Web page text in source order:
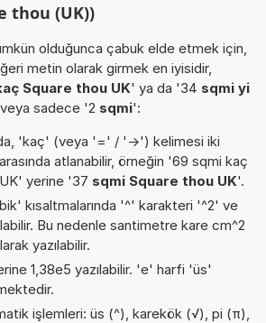
thou (UK))
olduğunca çabuk elde etmek için,
metin olarak girmek en iyisidir,
Square thou UK' ya da '34 sqmi yi
sadece '2 sqmi':
'kaç' (veya '=' / '->') kelimesi iki
atlanabilir, örneğin '69 sqmi kaç
yerine '37 sqmi Square thou UK'.
kısaltmalarında '^' karakteri '^2' ve
Bu nedenle santimetre kare cm^2
yazılabilir.
1,38e5 yazılabilir. 'e' harfi 'üs'
işlemleri: üs (^), karekök (√), pi (π),